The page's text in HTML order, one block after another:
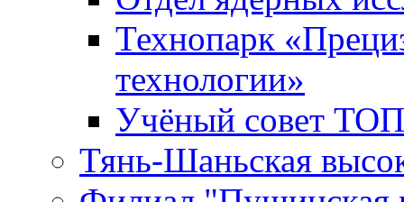
Технопарк
технологии»
Учёный совет
Тянь-Шаньская